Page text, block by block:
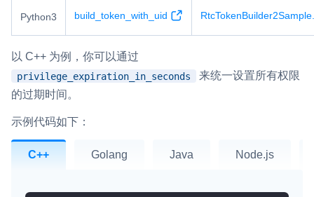
PPT 转码服务
水晶球
全周期通话质量检测、回溯和分析方案
控制台
开通和管理声网各项产品服务的统一入口
Python3 build_token_with_uid
以 C++ 为例，你可以通过
privilege_expiration_in_seconds
来统一设置所有权限
的过期时间。
示例代码如下：
C++ Golang Java Node.js